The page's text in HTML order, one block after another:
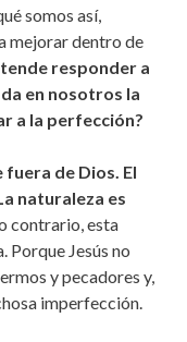
somos así,
mejorar dentro de
responder a
en nosotros la
a la perfección?
de Dios. El
naturaleza es
contrario, esta
Porque Jesús no
y pecadores y,
imperfección.